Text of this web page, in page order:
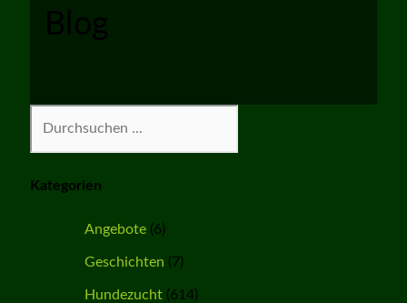
Blog
Kategorien
Angebote(6)
Geschichten (7)
Hundezucht(614)